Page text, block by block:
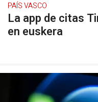
PAÍS VASCO
La app de citas
en euskera